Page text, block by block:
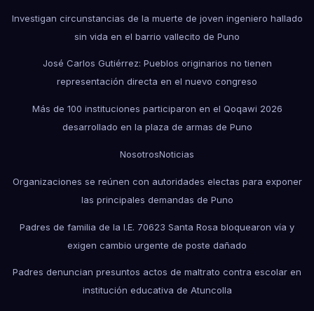
Investigan circunstancias de la muerte de joven ingeniero hallado
sin vida en el barrio vallecito de Puno
José Carlos Gutiérrez: Pueblos originarios no tienen
representación directa en el nuevo congreso
Más de 100 instituciones participaron en el Qoqawi 2026
desarrollado en la plaza de armas de Puno
NosotrosNoticias
Organizaciones se reúnen con autoridades electas para exponer
las principales demandas de Puno
Padres de familia de la I.E. 70623 Santa Rosa bloquearon vía y
exigen cambio urgente de poste dañado
Padres denuncian presuntos actos de maltrato contra escolar en
institución educativa de Atuncolla